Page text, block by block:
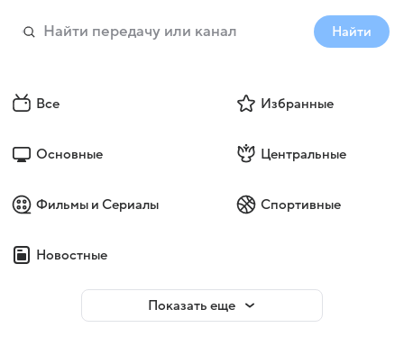
Найти
Все Избранные
Основные Центральные
Фильмы и Сериалы Спортивные
Новостные
Показать еще